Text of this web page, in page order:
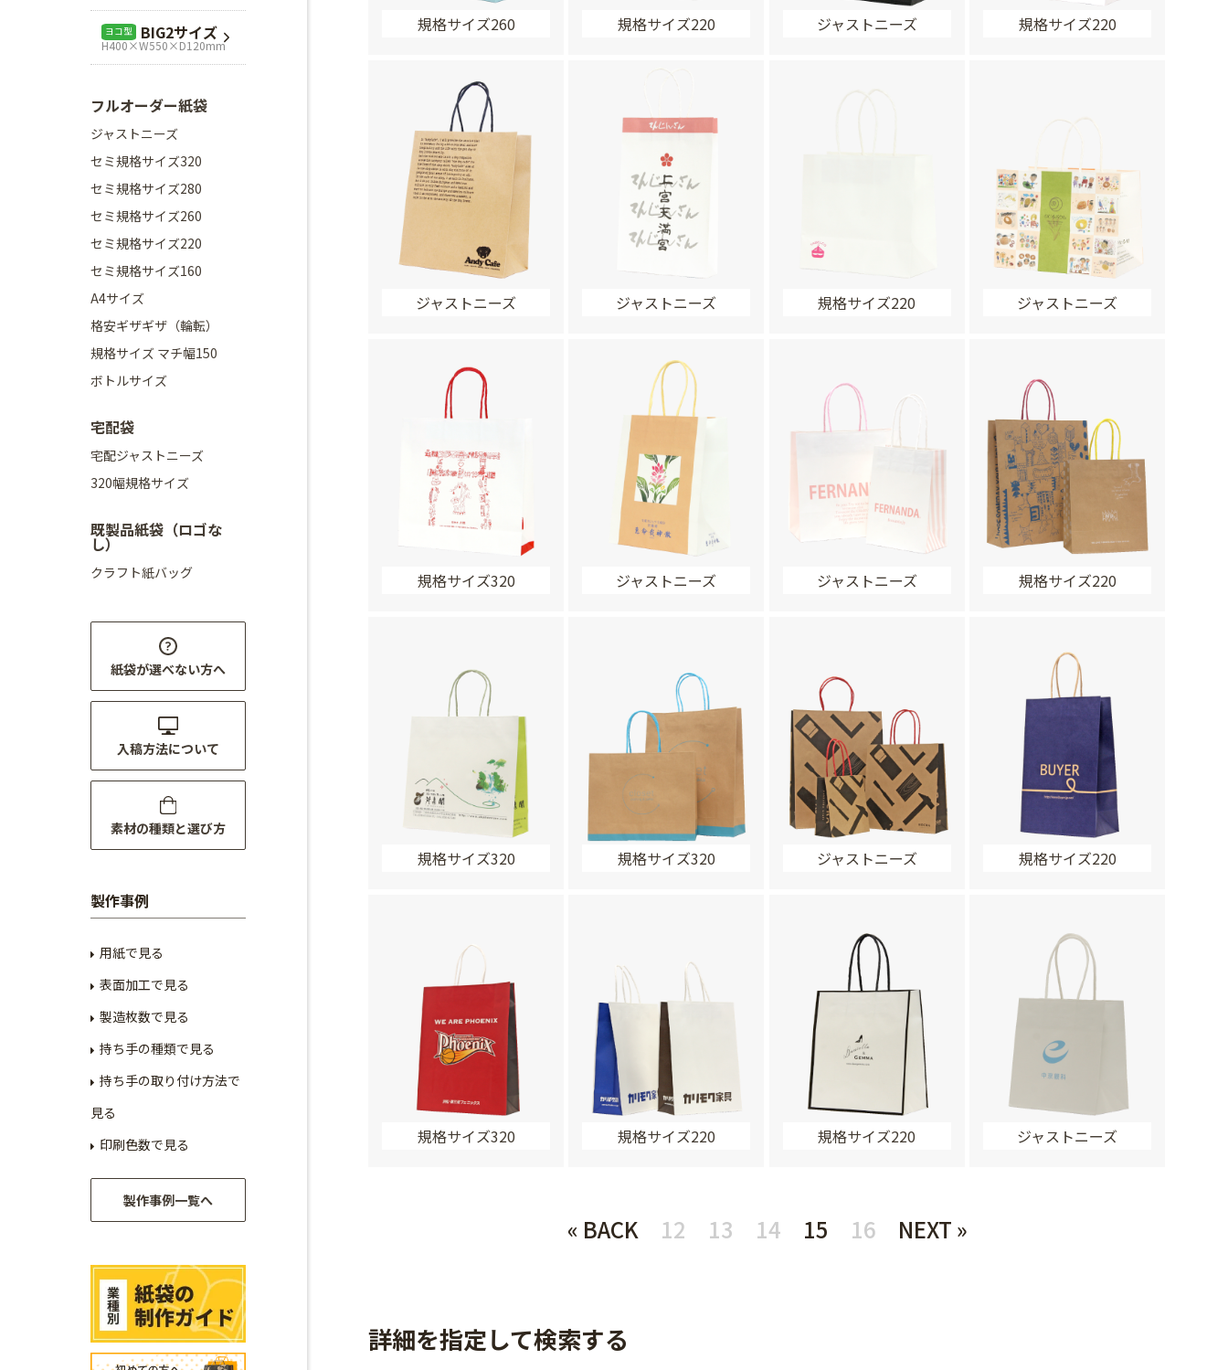
規格サイズ260 規格サイズ220 ジャストニーズ 規格サイズ220
ジャストニーズ ジャストニーズ 規格サイズ220 ジャストニーズ
規格サイズ320 ジャストニーズ ジャストニーズ 規格サイズ220
規格サイズ320 規格サイズ320 ジャストニーズ 規格サイズ220
規格サイズ320 規格サイズ220 規格サイズ220 ジャストニーズ
« BACK 12 13 14 15 16 NEXT »
詳細を指定して検索する
ヨコ型 BIG2サイズ
H400×W550×D120mm
フルオーダー紙袋
ジャストニーズ
セミ規格サイズ320
セミ規格サイズ280
セミ規格サイズ260
セミ規格サイズ220
セミ規格サイズ160
A4サイズ
格安ギザギザ（輪転）
規格サイズ マチ幅150
ボトルサイズ
宅配袋
宅配ジャストニーズ
320幅規格サイズ
既製品紙袋（ロゴな
し）
クラフト紙バッグ
紙袋が選べない方へ
入稿方法について
素材の種類と選び方
製作事例
用紙で見る
表面加工で見る
製造枚数で見る
持ち手の種類で見る
持ち手の取り付け方法で
見る
印刷色数で見る
製作事例一覧へ